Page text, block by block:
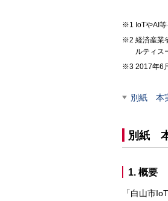
IoTやAI
経済産業
ルティス
2017年6
別紙 本
別紙
1. 概要
「白山市